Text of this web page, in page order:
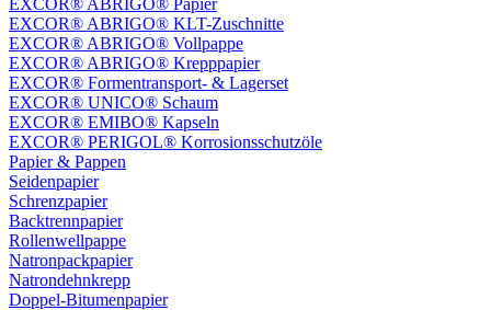
EXCOR® ABRIGO® Papier
EXCOR® ABRIGO® KLT-Zuschnitte
EXCOR® ABRIGO® Vollpappe
EXCOR® ABRIGO® Krepppapier
EXCOR® Formentransport- & Lagerset
EXCOR® UNICO® Schaum
EXCOR® EMIBO® Kapseln
EXCOR® PERIGOL® Korrosionsschutzöle
Papier & Pappen
Seidenpapier
Schrenzpapier
Backtrennpapier
Rollenwellpappe
Natronpackpapier
Natrondehnkrepp
Doppel-Bitumenpapier